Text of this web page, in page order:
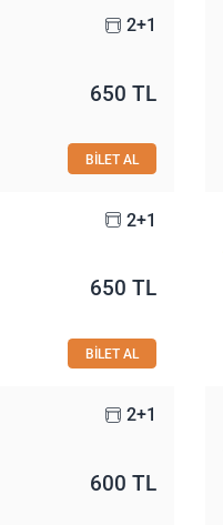
2+1
650 TL
BİLET AL
2+1
650 TL
BİLET AL
2+1
600 TL